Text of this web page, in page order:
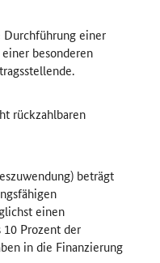
einer
besonderen
rückzahlbaren
beträgt
einen
Prozent der
in die Finanzierung